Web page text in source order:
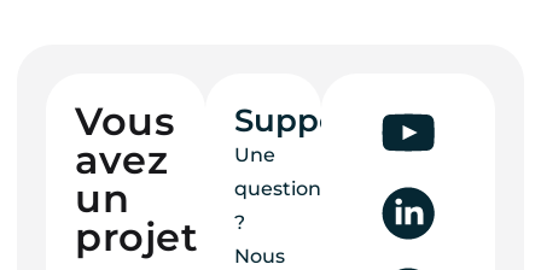
Vous
avez
un
projet ?
Support
Une
question
?
Nous